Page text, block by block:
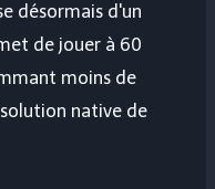
désormais d'un
de jouer à 60
moins de
native de